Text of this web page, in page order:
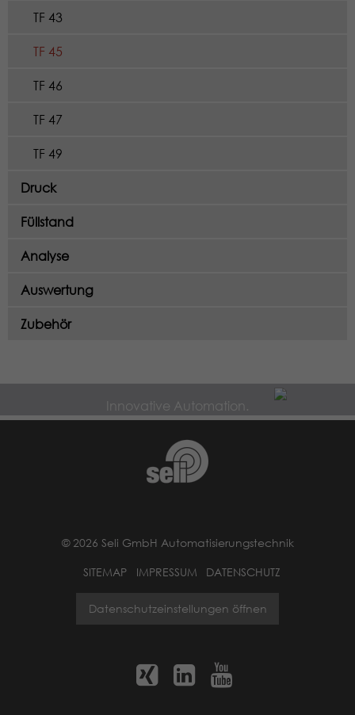
TF 43
TF 45
TF 46
TF 47
TF 49
Druck
Füllstand
Analyse
Auswertung
Zubehör
Innovative Automation.
© 2026 Seli GmbH Automatisierungstechnik
SITEMAP
IMPRESSUM DATENSCHUTZ
Datenschutzeinstellungen öffnen